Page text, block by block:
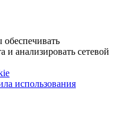
и анализировать сетевой
использования